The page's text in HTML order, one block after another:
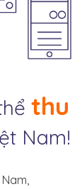
thu
Nam!